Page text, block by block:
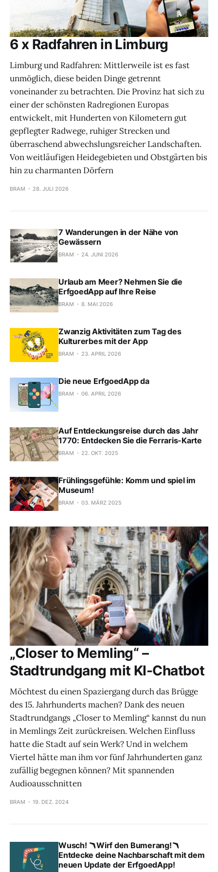
6 x Radfahren in Limburg
Limburg und Radfahren: Mittlerweile ist es fast
unmöglich, diese beiden Dinge getrennt
voneinander zu betrachten. Die Provinz hat sich zu
einer der schönsten Radregionen Europas
entwickelt, mit Hunderten von Kilometern gut
gepflegter Radwege, ruhiger Strecken und
überraschend abwechslungsreicher Landschaften.
Von weitläufigen Heidegebieten und Obstgärten bis
hin zu charmanten Dörfern
BRAM 28. JULI 2026
7 Wanderungen in der Nähe von
Gewässern
BRAM 24. JUNI 2026
Urlaub am Meer? Nehmen Sie die
ErfgoedApp auf Ihre Reise
BRAM 8. MAI 2026
Zwanzig Aktivitäten zum Tag des
Kulturerbes mit der App
BRAM 23. APRIL 2026
Die neue ErfgoedApp da
BRAM 06. APRIL 2026
Auf Entdeckungsreise durch das Jahr
1770: Entdecken Sie die Ferraris-Karte
BRAM 22. OKT. 2025
Frühlingsgefühle: Komm und spiel im
Museum!
BRAM 03. MÄRZ 2025
„Closer to Memling“ –
Stadtrundgang mit KI-Chatbot
Möchtest du einen Spaziergang durch das Brügge
des 15. Jahrhunderts machen? Dank des neuen
Stadtrundgangs „Closer to Memling“ kannst du nun
in Memlings Zeit zurückreisen. Welchen Einfluss
hatte die Stadt auf sein Werk? Und in welchem
Viertel hätte man ihm vor fünf Jahrhunderten ganz
zufällig begegnen können? Mit spannenden
Audioausschnitten
BRAM 19. DEZ. 2024
Wusch! 🪃Wirf den Bumerang!🪃
Entdecke deine Nachbarschaft mit dem
neuen Update der ErfgoedApp!